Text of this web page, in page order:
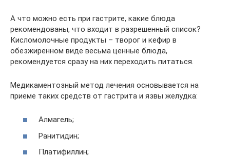
А что можно есть при гастрите, какие блюда
рекомендованы, что входит в разрешенный список?
Кисломолочные продукты – творог и кефир в
обезжиренном виде весьма ценные блюда,
рекомендуется сразу на них переходить питаться.
Медикаментозный метод лечения основывается на
приеме таких средств от гастрита и язвы желудка:
Алмагель;
Ранитидин;
Платифиллин;